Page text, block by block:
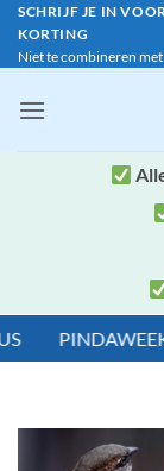
Ga
naar
inhoud
SCHRIJF JE IN
KORTING
Niet te combineren
PINDAWEEK: